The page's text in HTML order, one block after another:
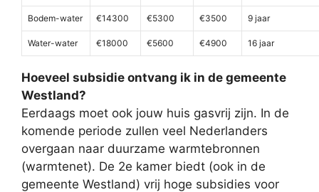
Bodem-water €14300 €5300 €3500 9 jaar
Water-water €18000 €5600 €4900 16 jaar
Hoeveel subsidie ontvang ik in de gemeente
Westland?
Eerdaags moet ook jouw huis gasvrij zijn. In de
komende periode zullen veel Nederlanders
overgaan naar duurzame warmtebronnen
(warmtenet). De 2e kamer biedt (ook in de
gemeente Westland) vrij hoge subsidies voor